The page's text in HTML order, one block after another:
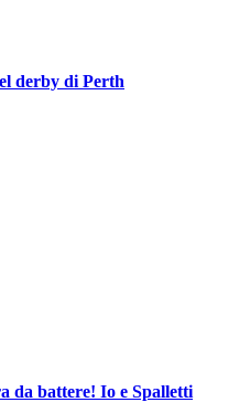
derby di Perth
da battere! Io e Spalletti